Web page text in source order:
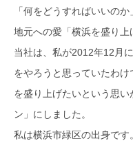
「何をどうすればいいの
地元への愛「横浜を盛り
当社は、私が2012年12月
をやろうと思っていたわ
を盛り上げたいという思
ン」にしました。
私は横浜市緑区の出身で